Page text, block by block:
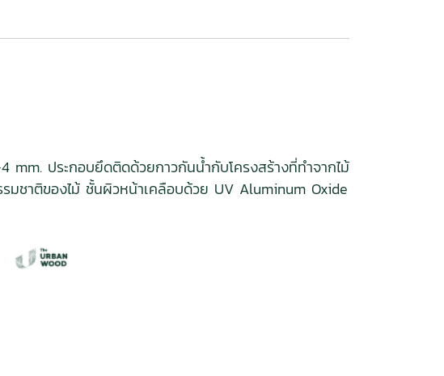
ประกอบยึดติดด้วยกาวกันน้ำกับโครงสร้างที่ทำจากไม้
ชาติของไม้ ชั้นผิวหน้าเคลือบด้วย UV Aluminum Oxide